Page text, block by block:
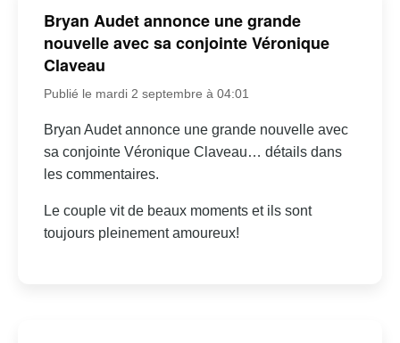
Bryan Audet annonce une grande
nouvelle avec sa conjointe Véronique
Claveau
Publié le mardi 2 septembre à 04:01
Bryan Audet annonce une grande nouvelle avec
sa conjointe Véronique Claveau… détails dans
les commentaires.
Le couple vit de beaux moments et ils sont
toujours pleinement amoureux!